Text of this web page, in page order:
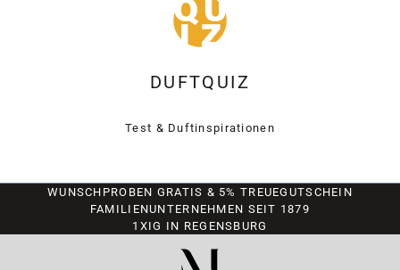
DUFTQUIZ
Test & Duftinspirationen
WUNSCHPROBEN GRATIS & 5% TREUEGUTSCHEIN
FAMILIENUNTERNEHMEN SEIT 1879
1XIG IN REGENSBURG